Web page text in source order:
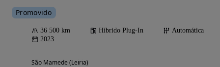
Promovido
36 500 km Híbrido Plug-In
Automática
2023
São Mamede (Leiria)